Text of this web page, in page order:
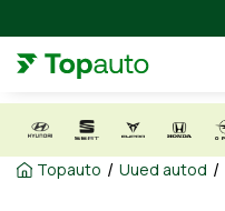
Topauto / Uued autod /